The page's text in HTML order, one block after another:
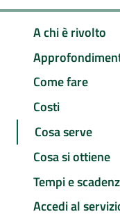
A chi è rivolto
Come fare
Costi
Cosa serve
Cosa si ottiene
Tempi e
Accedi al